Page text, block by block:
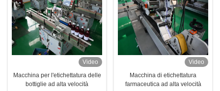
Video
Macchina per l'etichettatura delle
bottiglie ad alta velocità
Video
Macchina di etichettatura
farmaceutica ad alta velocità